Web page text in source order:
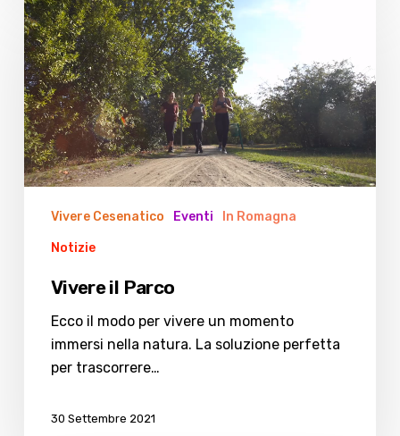
il
Parco
Vivere Cesenatico Eventi In Romagna
Notizie
Vivere il Parco
Ecco il modo per vivere un momento
immersi nella natura. La soluzione perfetta
per trascorrere…
30 Settembre 2021